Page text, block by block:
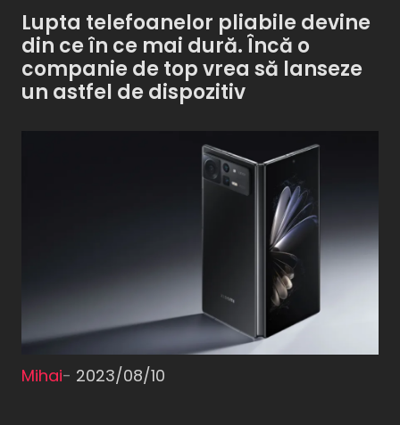
Lupta telefoanelor pliabile devine
din ce în ce mai dură. Încă o
companie de top vrea să lanseze
un astfel de dispozitiv
Mihai- 2023/08/10